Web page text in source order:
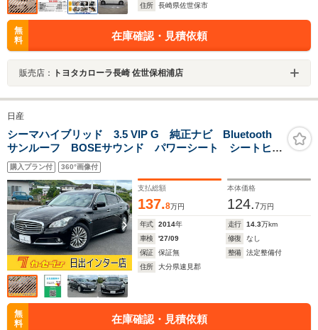
住所 長崎県佐世保市
無
料
在庫確認・見積依頼
販売店： トヨタカローラ長崎 佐世保相浦店
日産
シーマハイブリッド 3.5 VIP G 純正ナビ Bluetooth
サンルーフ BOSEサウンド パワーシート シートヒー
ター エアーシート ヘッドレストモニター2個
購入プラン付 360°画像付
支払総額
137.8万円
本体価格
124.7万円
年式 2014年 走行 14.3万km
車検
'27/09 修復
なし
保証
保証無 整備
法定整備付
住所
大分県速見郡
無
料
在庫確認・見積依頼